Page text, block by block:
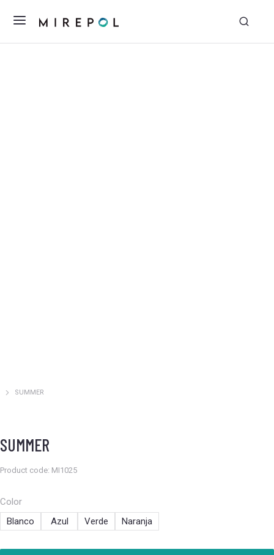
Estás aquí:
SUMMER
SUMMER
Product code: MI1025
Color
Blanco
Azul Verde Naranja